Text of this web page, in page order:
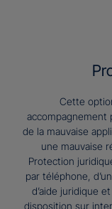
Cette
accompagnement
de la mauvaise
une mauvaise
Protection
par téléphone,
d’aide juridique
disposition sur